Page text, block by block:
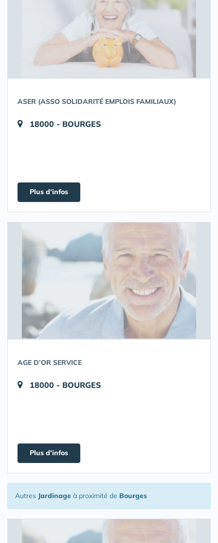
ASER (ASSO SOLIDARITÉ EMPLOIS FAMILIAUX)
18000 - BOURGES
Plus d'infos
AGE D’OR SERVICE
18000 - BOURGES
Plus d'infos
Autres Jardinage à proximité de Bourges